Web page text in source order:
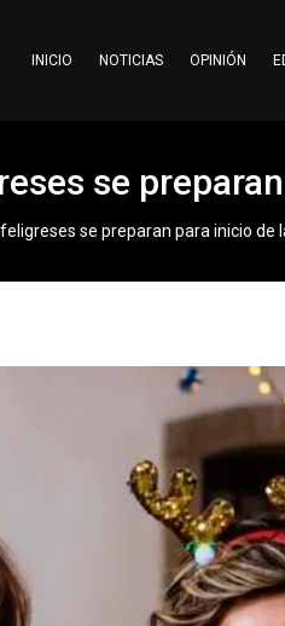
INICIO NOTICIAS OPINIÓN
se
se preparan para inicio de